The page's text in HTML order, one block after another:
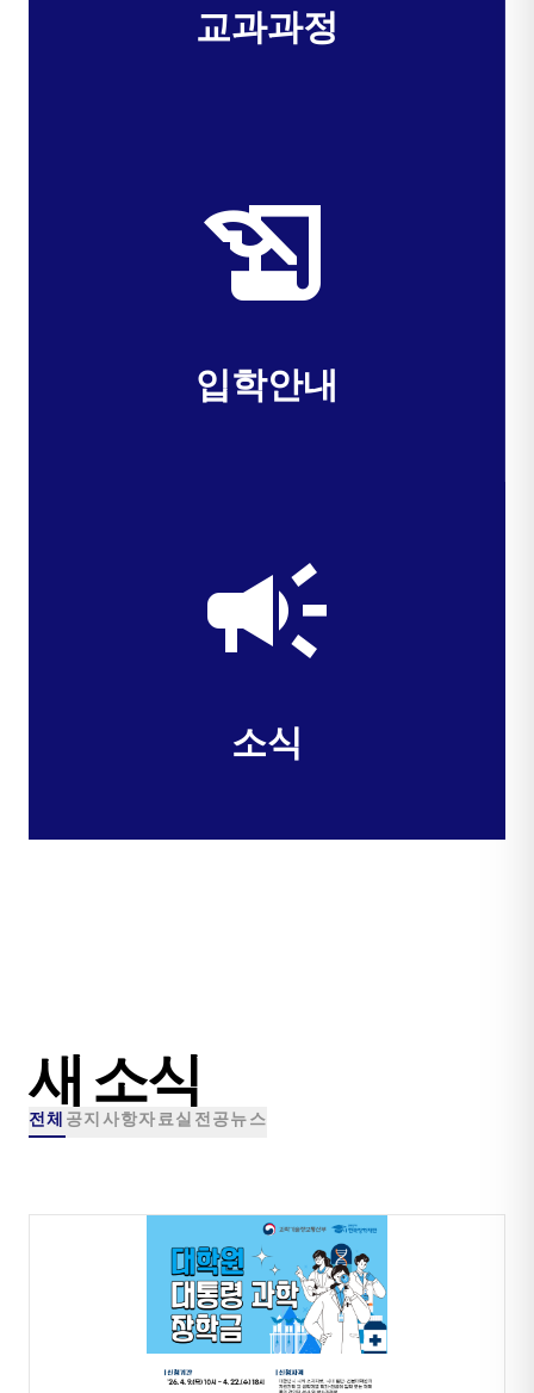
교과과정
history_edu
입학안내
campaign
소식
새 소식
전체 공지사항자료실 전공뉴스